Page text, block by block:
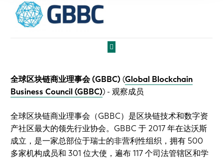
全球区块链商业理事会 (GBBC) (Global Blockchain
Business Council (GBBC)) - 观察成员
全球区块链商业理事会（GBBC）是区块链技术和数字资
产社区最大的领先行业协会。GBBC 于 2017 年在达沃斯
成立，是一家总部位于瑞士的非营利性组织，拥有 500
多家机构成员和 301 位大使，遍布 117 个司法管辖区和学